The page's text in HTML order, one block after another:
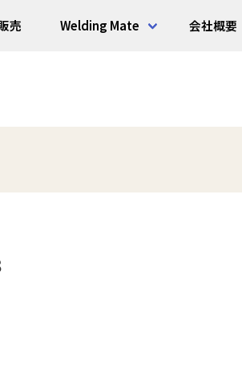
売 Welding Mate 会社概要